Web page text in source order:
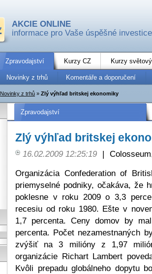
AKCIE ONLINE
informace pro Vaše úspěšné investice
Zpravodajství Kurzy CZ Kurzy
Novinky z trhů Komentáře a doporučení
Novinky z trhů » Zlý výhľad britskej ekonomiky
Zpravodajství
Zlý výhľad britskej
16.02.2009 12:25:19 |
Organizácia Confederation of
priemyselné podniky, očakáva, že
poklesne v roku 2009 o 3,3
recesiu od roku 1980. Ešte v
1,7 percenta. Ceny domov by
percenta. Počet nezamestnaných
zvýšiť na 3 milióny z 1,97
organizácie Richart Lambert
Kvôli prepadu globálneho dopytu